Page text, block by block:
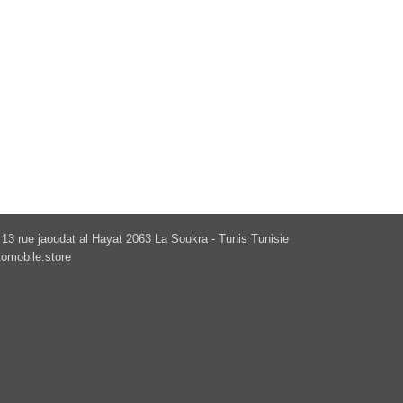
rue jaoudat al Hayat 2063 La Soukra - Tunis Tunisie